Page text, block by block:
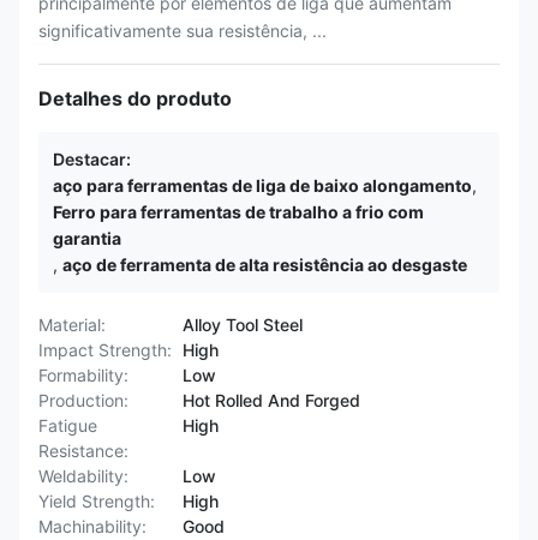
significativamente sua resistência, ...
Detalhes do produto
Destacar:
aço para ferramentas de liga de baixo alongamento,
Ferro para ferramentas de trabalho a frio com
garantia
, aço de ferramenta de alta resistência ao desgaste
Material:
Alloy Tool Steel
Impact Strength:
High
Formability:
Low
Production:
Hot Rolled And Forged
Fatigue
Resistance:
High
Weldability:
Low
Yield Strength:
High
Machinability:
Good